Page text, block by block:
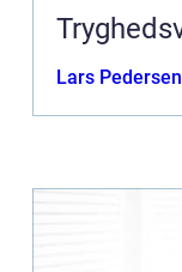
Lars Pedersen